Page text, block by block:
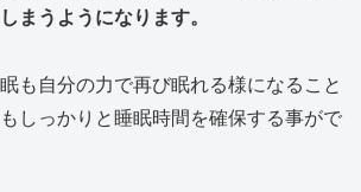
まうようになります。
も自分の力で再び眠れる様になること
しっかりと睡眠時間を確保する事がで